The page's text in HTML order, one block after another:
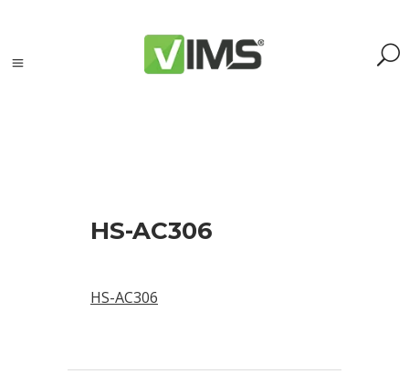
HS-AC306
HS-AC306
Kategorie